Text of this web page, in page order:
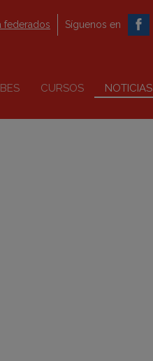
CURSOS NOTICIAS
federados Síguenos en